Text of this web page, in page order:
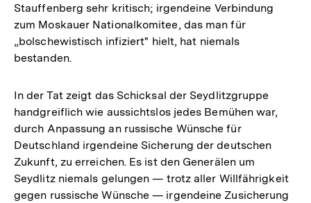
Stauffenberg sehr kritisch; irgendeine Verbindung
zum Moskauer Nationalkomitee, das man für
„bolschewistisch infiziert" hielt, hat niemals
bestanden.
In der Tat zeigt das Schicksal der Seydlitzgruppe
handgreiflich wie aussichtslos jedes Bemühen war,
durch Anpassung an russische Wünsche für
Deutschland irgendeine Sicherung der deutschen
Zukunft, zu erreichen. Es ist den Generälen um
Seydlitz niemals gelungen — trotz aller Willfährigkeit
gegen russische Wünsche — irgendeine Zusicherung